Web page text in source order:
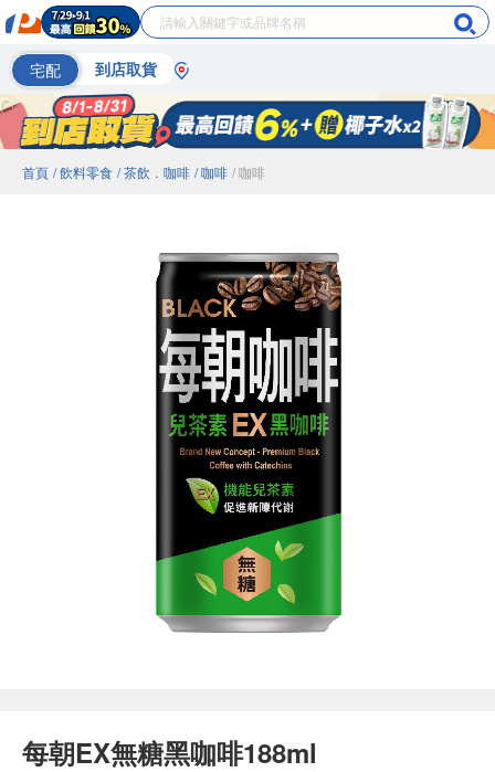
宅配 到店取貨
首頁 / 飲料零食 / 茶飲．咖啡 / 咖啡 / 咖啡
每朝EX無糖黑咖啡188ml